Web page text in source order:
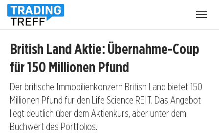
British Land Aktie: Übernahme-Coup
für 150 Millionen Pfund
Der britische Immobilienkonzern British Land bietet 150
Millionen Pfund für den Life Science REIT. Das Angebot
liegt deutlich über dem Aktienkurs, aber unter dem
Buchwert des Portfolios.